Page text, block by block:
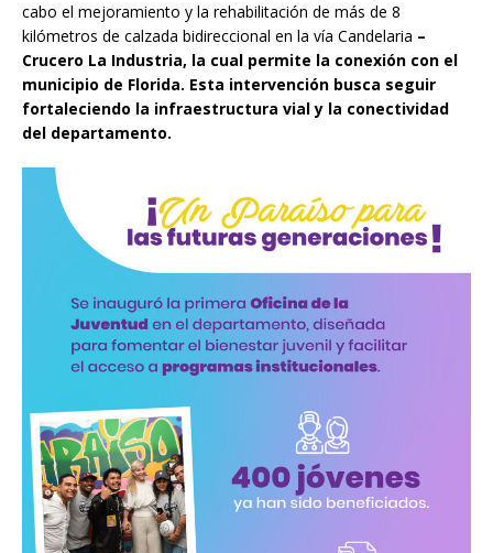
cabo el mejoramiento y la rehabilitación de más de 8
kilómetros de calzada bidireccional en la vía Candelaria –
Crucero La Industria, la cual permite la conexión con el
municipio de Florida. Esta intervención busca seguir
fortaleciendo la infraestructura vial y la conectividad
del departamento.